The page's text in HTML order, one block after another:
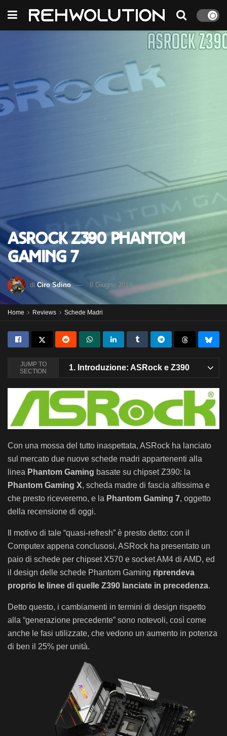
ASRock Z390 Phantom
Gaming 7
di Ciro Sdino 8 Giugno 2019
Home Reviews Schede Madri
JUMP TO
SECTION
1. Introduzione: ASRock e Z390
Con una mossa del tutto inaspettata, ASRock ha lanciato
sul mercato due nuove schede madri appartenenti alla
linea Phantom Gaming basate su chipset Z390: la
Phantom Gaming X, scheda madre di fascia altissima e
che presto riceveremo, e la Phantom Gaming 7, oggetto
della recensione di oggi.
Il motivo di tale “quasi-refresh” è presto detto: con il
Computex appena conclusosi, ASRock ha presentato un
paio di schede per chipset X570 e socket AM4 di AMD, ed
il design delle schede Phantom Gaming riprendeva
proprio le linee di quelle Z390 lanciate in precedenza.
Detto questo, i cambiamenti in termini di design rispetto
alla “generazione precedente” sono notevoli, così come
anche le fasi utilizzate, che vedono un aumento in potenza
di ben il 25% per unità.